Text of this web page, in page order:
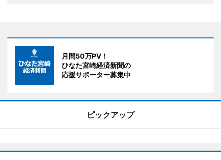
月間50万PV！
ひなた宮崎経済新聞の
応援サポーター募集中
ピックアップ